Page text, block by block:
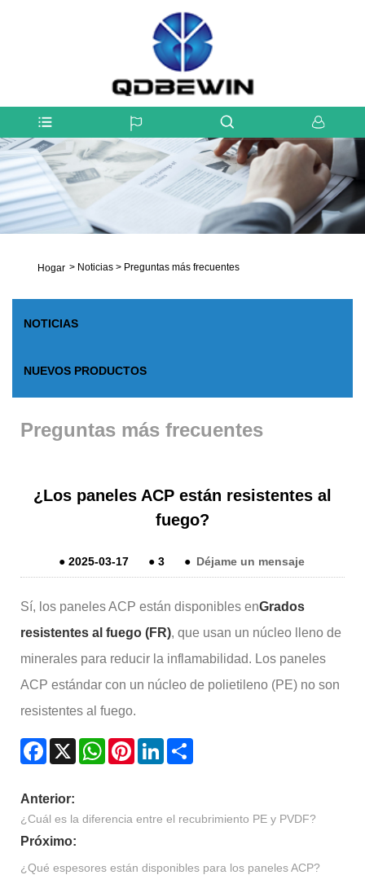
Hogar > Noticias > Preguntas más frecuentes
NOTICIAS
NUEVOS PRODUCTOS
Preguntas más frecuentes
¿Los paneles ACP están resistentes al
fuego?
● 2025-03-17 ● 3 ● Déjame un mensaje
Sí, los paneles ACP están disponibles enGrados
resistentes al fuego (FR), que usan un núcleo lleno de
minerales para reducir la inflamabilidad. Los paneles
ACP estándar con un núcleo de polietileno (PE) no son
resistentes al fuego.
Facebook
X WhatsApp
PinterestLinkedIn
Anterior:
¿Cuál es la diferencia entre el recubrimiento PE y PVDF?
Próximo:
¿Qué espesores están disponibles para los paneles ACP?